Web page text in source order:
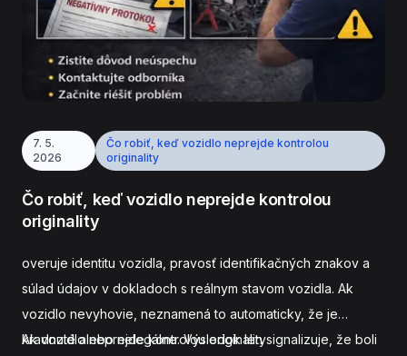
7. 5.
2026
Čo robiť, keď vozidlo neprejde kontrolou
originality
Čo robiť, keď vozidlo neprejde kontrolou
originality
overuje identitu vozidla, pravosť identifikačných znakov a
súlad údajov v dokladoch s reálnym stavom vozidla. Ak
vozidlo nevyhovie, neznamená to automaticky, že je
kradnuté alebo nelegálne. Výsledok len signalizuje, že boli
Ak vozidlo neprejde kontrolou originality